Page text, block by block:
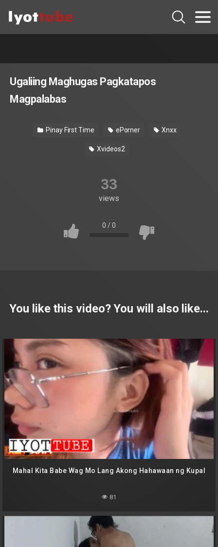
Ugaliing Maghugas Pagkatapos
Magpalabas
Pinay First Time ePorner Xnxx
Xvideos2
33
views
0 /0
You like this video? You will also like...
Mahal Kita Babe Wag Mo Lang Akong Hahawaan ng Kupal
81